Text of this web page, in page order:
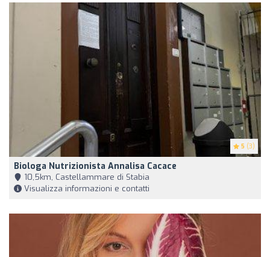
5 (3)
Biologa Nutrizionista Annalisa Cacace
10,5km, Castellammare di Stabia
Visualizza informazioni e contatti